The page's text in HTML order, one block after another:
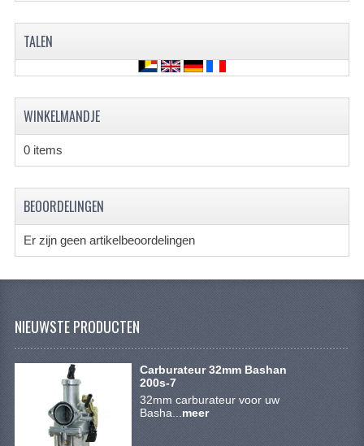
BASHAN 300S-18
BASHAN 300S-A
ONDERHOUD PRODUCTEN BASHAN QUAD
SHINERAY ONDERDELEN
ONDERHOUDS PRODUCTEN
TALEN
WINKELMANDJE
0 items
BEOORDELINGEN
Er zijn geen artikelbeoordelingen
NIEUWSTE PRODUCTEN
Carburateur 32mm Bashan
200s-7
32mm carburateur voor uw
Basha... meer